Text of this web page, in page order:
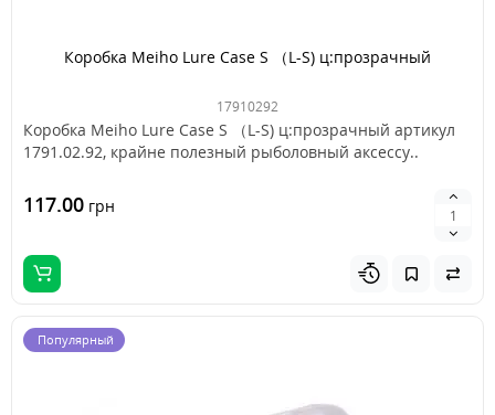
Коробка Meiho Lure Case S （L-S) ц:прозрачный
17910292
Коробка Meiho Lure Case S （L-S) ц:прозрачный артикул
1791.02.92, крайне полезный рыболовный аксессу..
117.00 грн
Популярный